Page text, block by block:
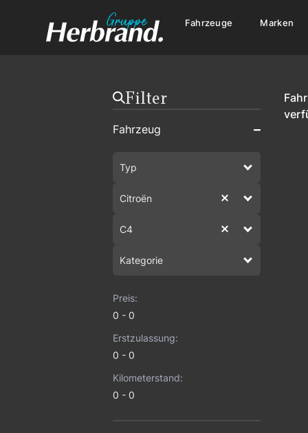
Fahrzeuge Marken
Filter
Fahrzeug
Typ
Citroën
C4
Kategorie
Preis:
0
0
Erstzulassung:
0
0
Kilometerstand:
0
0